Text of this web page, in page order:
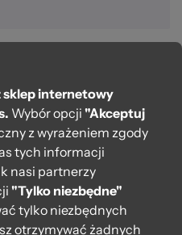
sklep internetowy
Wybór opcji "Akceptuj
z wyrażeniem zgody
tych informacji
nasi partnerzy
"Tylko niezbędne"
tylko niezbędnych
otrzymywać żadnych